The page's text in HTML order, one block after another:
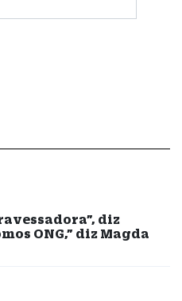
diz
ONG,” diz Magda